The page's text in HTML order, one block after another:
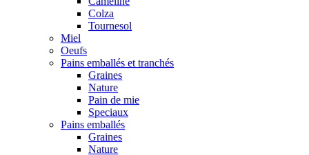
Colza
Tournesol
Miel
Oeufs
Pains emballés et tranchés
Graines
Nature
Pain de mie
Speciaux
Pains emballés
Graines
Nature